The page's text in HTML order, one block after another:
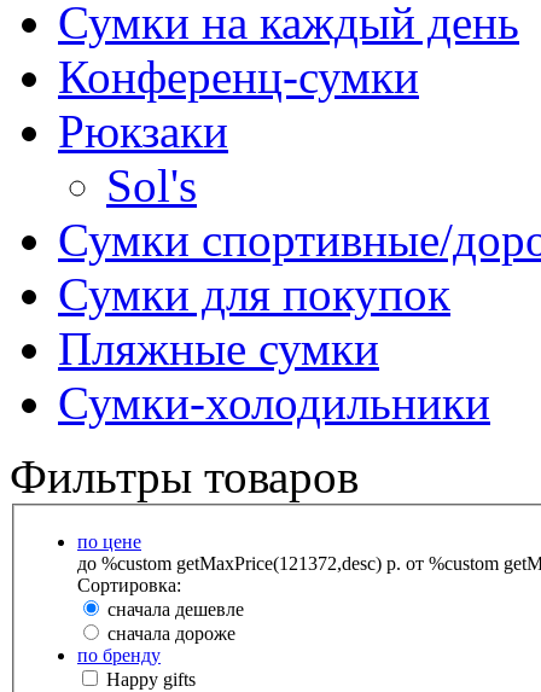
Сумки на каждый день
Конференц-сумки
Рюкзаки
Sol's
Сумки спортивные/
Сумки для покупок
Пляжные сумки
Сумки-холодильники
Фильтры товаров
по цене
до %custom getMaxPrice(121372,desc) р. от %custom
Сортировка:
сначала дешевле
сначала дороже
по бренду
Happy gifts